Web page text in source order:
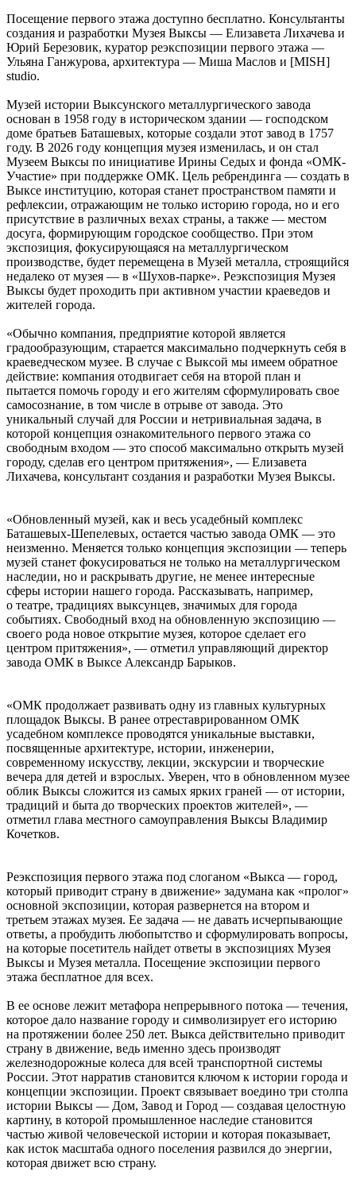
Посещение первого этажа доступно бесплатно. Консультанты
создания и разработки Музея Выксы — Елизавета Лихачева и
Юрий Березовик, куратор реэкспозиции первого этажа —
Ульяна Ганжурова, архитектура — Миша Маслов и [MISH]
studio.
Музей истории Выксунского металлургического завода
основан в 1958 году в историческом здании — господском
доме братьев Баташевых, которые создали этот завод в 1757
году. В 2026 году концепция музея изменилась, и он стал
Музеем Выксы по инициативе Ирины Седых и фонда «ОМК-
Участие» при поддержке ОМК. Цель ребрендинга — создать в
Выксе институцию, которая станет пространством памяти и
рефлексии, отражающим не только историю города, но и его
присутствие в различных вехах страны, а также — местом
досуга, формирующим городское сообщество. При этом
экспозиция, фокусирующаяся на металлургическом
производстве, будет перемещена в Музей металла, строящийся
недалеко от музея — в «Шухов-парке». Реэкспозиция Музея
Выксы будет проходить при активном участии краеведов и
жителей города.
«Обычно компания, предприятие которой является
градообразующим, старается максимально подчеркнуть себя в
краеведческом музее. В случае с Выксой мы имеем обратное
действие: компания отодвигает себя на второй план и
пытается помочь городу и его жителям сформулировать свое
самосознание, в том числе в отрыве от завода. Это
уникальный случай для России и нетривиальная задача, в
которой концепция ознакомительного первого этажа со
свободным входом — это способ максимально открыть музей
городу, сделав его центром притяжения», — Елизавета
Лихачева, консультант создания и разработки Музея Выксы.
«Обновленный музей, как и весь усадебный комплекс
Баташевых-Шепелевых, остается частью завода ОМК — это
неизменно. Меняется только концепция экспозиции — теперь
музей станет фокусироваться не только на металлургическом
наследии, но и раскрывать другие, не менее интересные
сферы истории нашего города. Рассказывать, например,
о театре, традициях выксунцев, значимых для города
событиях. Свободный вход на обновленную экспозицию —
своего рода новое открытие музея, которое сделает его
центром притяжения», — отметил управляющий директор
завода ОМК в Выксе Александр Барыков.
«ОМК продолжает развивать одну из главных культурных
площадок Выксы. В ранее отреставрированном ОМК
усадебном комплексе проводятся уникальные выставки,
посвященные архитектуре, истории, инженерии,
современному искусству, лекции, экскурсии и творческие
вечера для детей и взрослых. Уверен, что в обновленном музее
облик Выксы сложится из самых ярких граней — от истории,
традиций и быта до творческих проектов жителей», —
отметил глава местного самоуправления Выксы Владимир
Кочетков.
Реэкспозиция первого этажа под слоганом «Выкса — город,
который приводит страну в движение» задумана как «пролог»
основной экспозиции, которая развернется на втором и
третьем этажах музея. Ее задача — не давать исчерпывающие
ответы, а пробудить любопытство и сформулировать вопросы,
на которые посетитель найдет ответы в экспозициях Музея
Выксы и Музея металла. Посещение экспозиции первого
этажа бесплатное для всех.
В ее основе лежит метафора непрерывного потока — течения,
которое дало название городу и символизирует его историю
на протяжении более 250 лет. Выкса действительно приводит
страну в движение, ведь именно здесь производят
железнодорожные колеса для всей транспортной системы
России. Этот нарратив становится ключом к истории города и
концепции экспозиции. Проект связывает воедино три столпа
истории Выксы — Дом, Завод и Город — создавая целостную
картину, в которой промышленное наследие становится
частью живой человеческой истории и которая показывает,
как исток масштаба одного поселения развился до энергии,
которая движет всю страну.